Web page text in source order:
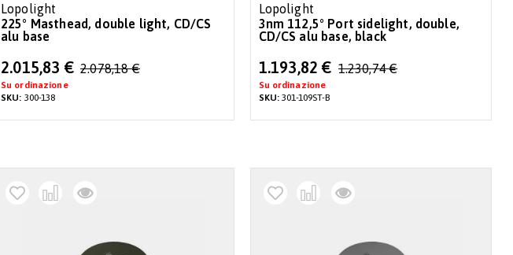
Lopolight
225° Masthead, double light, CD/CS
alu base
Special
Price
2.015,83 € 2.078,18 €
Su ordinazione
SKU: 300-138
Lopolight
3nm 112,5° Port sidelight, double,
CD/CS alu base, black
Special
Price
1.193,82 € 1.230,74 €
Su ordinazione
SKU:301-109ST-B